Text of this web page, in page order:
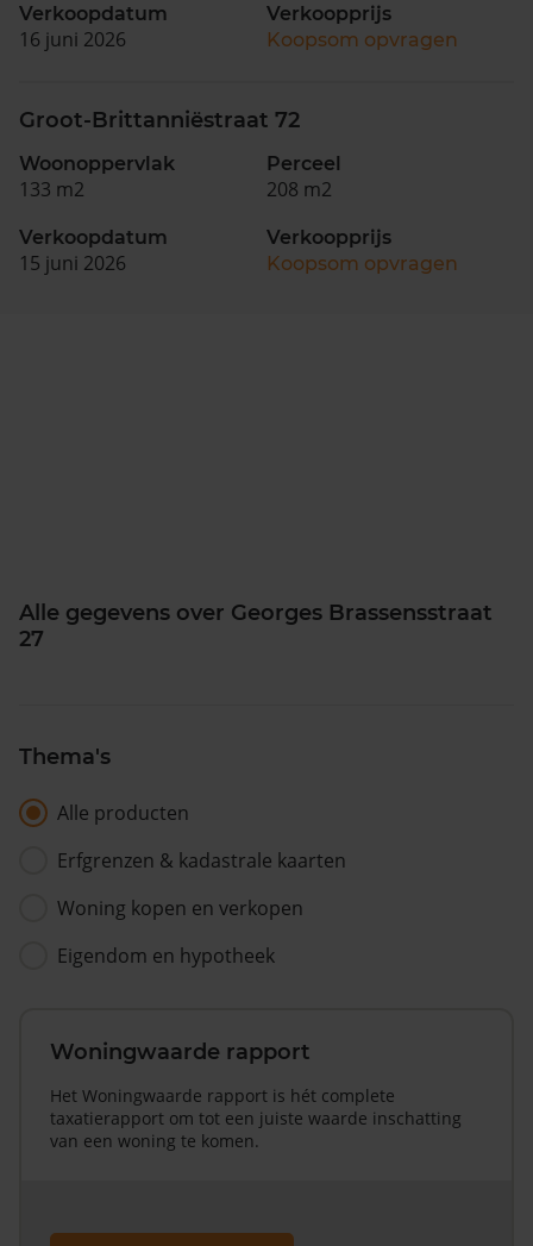
Verkoopdatum
16 juni 2026
Verkoopprijs
Koopsom opvragen
Groot-Brittanniëstraat 72
Woonoppervlak
133 m2
Perceel
208 m2
Verkoopdatum
15 juni 2026
Verkoopprijs
Koopsom opvragen
Alle gegevens over Georges Brassensstraat
27
Thema's
Alle producten
Erfgrenzen & kadastrale kaarten
Woning kopen en verkopen
Eigendom en hypotheek
Woningwaarde rapport
Het Woningwaarde rapport is hét complete
taxatierapport om tot een juiste waarde inschatting
van een woning te komen.